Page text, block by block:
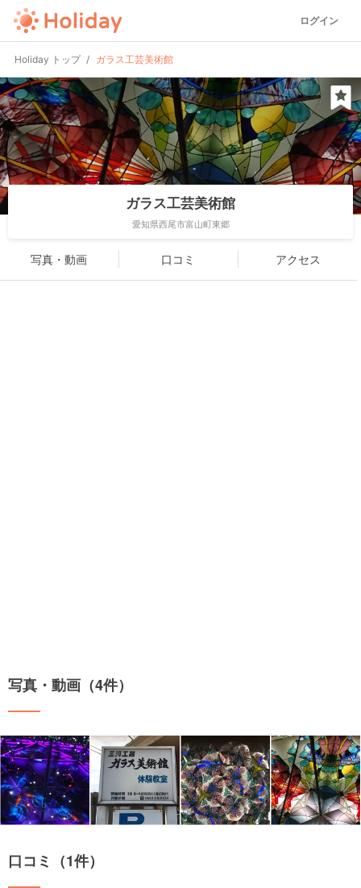
ログイン
Holiday トップ ガラス工芸美術館
ガラス工芸美術館
愛知県西尾市富山町東郷
写真・動画 口コミ アクセス
写真・動画（4件）
口コミ（1件）